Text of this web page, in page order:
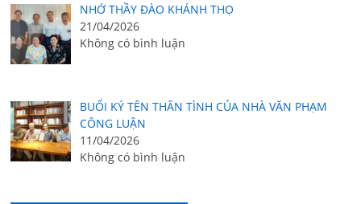
NHỚ THẦY ĐÀO KHÁNH THỌ
21/04/2026
Không có bình luận
BUỔI KÝ TÊN THÂN TÌNH CỦA NHÀ VĂN PHẠM
CÔNG LUẬN
11/04/2026
Không có bình luận